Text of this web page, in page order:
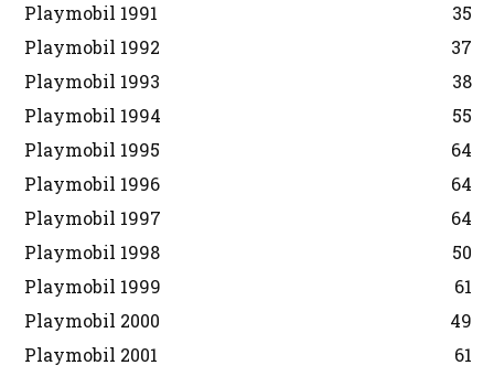
Playmobil 1991
35
Playmobil 1992
37
Playmobil 1993
38
Playmobil 1994
55
Playmobil 1995
64
Playmobil 1996
64
Playmobil 1997
64
Playmobil 1998
50
Playmobil 1999
61
Playmobil 2000
49
Playmobil 2001
61